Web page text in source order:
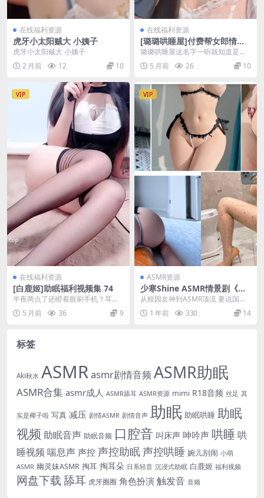
在线福利资源
虎牙小太阳贼大 小姨子
虎牙小太阳贼大 小姨子
2 月前
12 10
在线福利资源
[璐璐哄睡屋]付费帮女郎情景
高跟鞋网袜甜麦ASMR减压视
璐璐哄睡屋这名字一听就知道是奔
着哄睡来的吧？对，她就是那种声
音一开口就想让人乖乖...
5 月前 26 10
VIP
在线福利资源
[白鹿姬]助眠福利视频集 74
半夜两点了还瞪着眼刷手机？耳朵
里塞上耳机，点开这一集白鹿姬助
眠福利视频集 74，...
5 月前 36 9
VIP
ASMR资源
少寒Shine ASMR情景剧《小
心情》独家音源+助眠触发合
从校园女神到ASMR顶流 要说国内A
SMR界的扛把子，少寒Shine必须拥
有姓名...
1 年前 330 14
标签
Aki秋水 ASMRasmr剧情音频 ASMR助眠
ASMR合集 asmr成人 ASMR舔耳 ASMR资源 mimi R18音频 丝足 其
实是椰子啦 写真 减压 剧情ASMR 剧情音声 助眠 助眠哄睡 助眠
视频 助眠音声 助眠音频 口腔音 叫床声 呻吟声 哄睡 哄
睡视频 喘息声声控 声控助眠 声控哄睡 婉儿别闹 小萌
ASMR 幽灵妹ASMR 掏耳 掏耳朵 日系轻音 沉浸式助眠 白鹿姬 福利视频
网盘下载舔耳 虎牙圈圈 角色扮演 触发音 音频